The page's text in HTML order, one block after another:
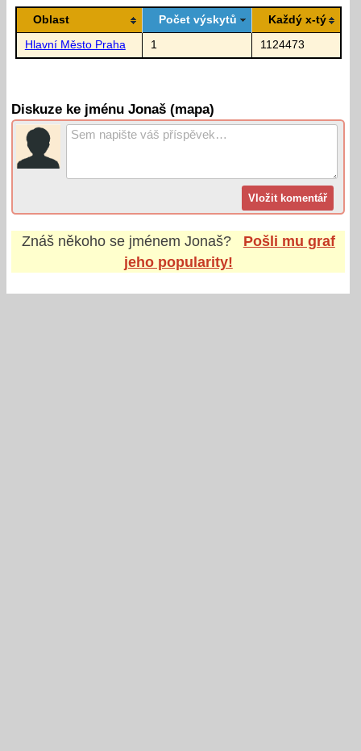
Oblast Počet výskytů Každý x-tý
Hlavní Město Praha 1 1124473
Diskuze ke jménu Jonaš (mapa)
Znáš někoho se jménem Jonaš?
Pošli mu graf
jeho popularity!